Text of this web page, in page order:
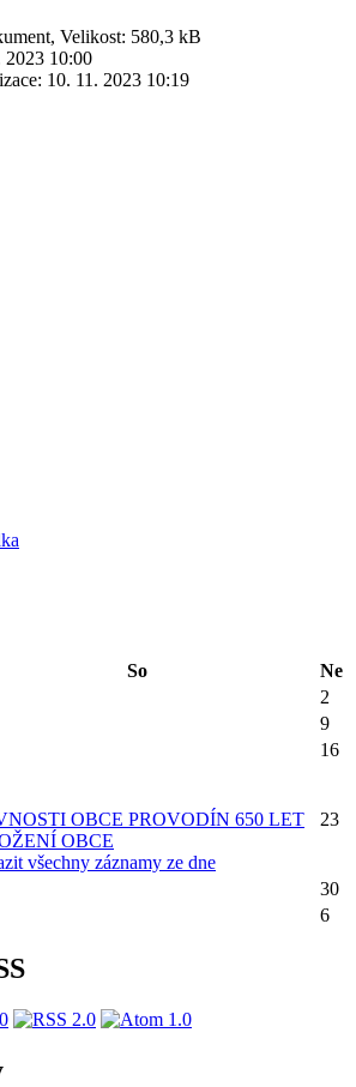
Velikost: 580,3 kB
2023 10:00
10. 11. 2023 10:19
So
Ne
2
9
16
OBCE PROVODÍN 650 LET
OBCE
všechny záznamy ze dne
23
30
6